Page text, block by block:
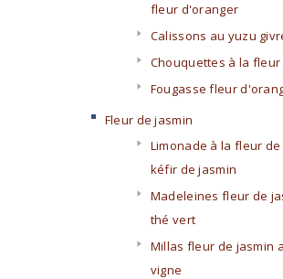
fleur d'oranger
Calissons au yuzu
Chouquettes à la
Fougasse fleur
Fleur de jasmin
Limonade à la fleur
kéfir de jasmin
Madeleines fleur de
thé vert
Millas fleur de jasmin
vigne